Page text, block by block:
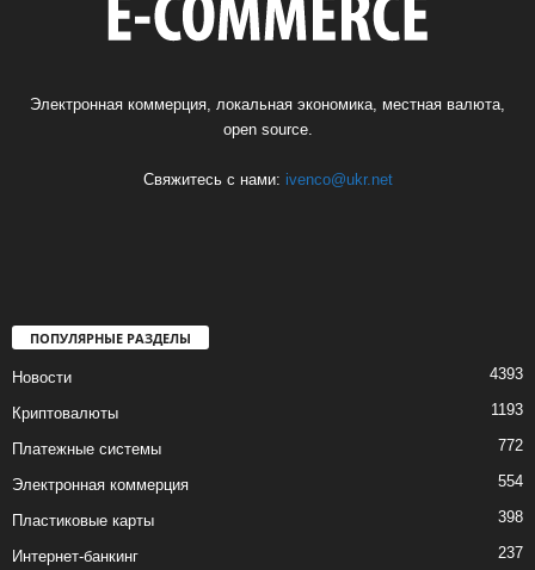
Электронная коммерция, локальная экономика, местная валюта,
open source.
Свяжитесь с нами: ivenco@ukr.net
ПОПУЛЯРНЫЕ РАЗДЕЛЫ
Новости 4393
Криптовалюты 1193
Платежные системы 772
Электронная коммерция 554
Пластиковые карты 398
Интернет-банкинг 237